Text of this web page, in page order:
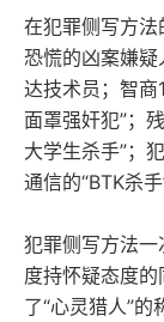
在犯罪侧写方
恐慌的凶案嫌
达技术员；智商
面罩强奸犯”；
大学生杀手”；
通信的“BTK杀
犯罪侧写方法
度持怀疑态度
了“心灵猎人”